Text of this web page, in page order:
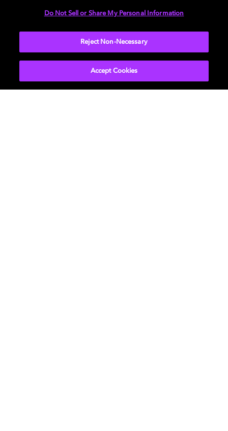
propre home
personnaliségrâce ànotre guide d'installation
Do Not Sell or Share My Personal Information
Reject Non-Necessary
Accept Cookies